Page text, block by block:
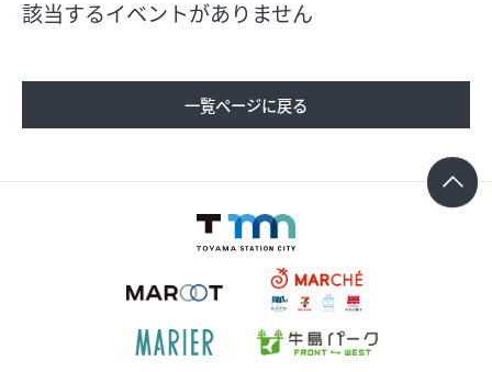
ショップリスト
プロフィール
該当するイベントがありません
一覧ページに戻る